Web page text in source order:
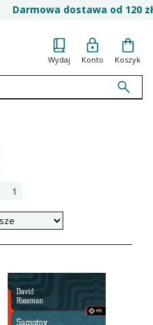
Darmowa dostawa od 120 zł
Wydaj Konto Koszyk
1